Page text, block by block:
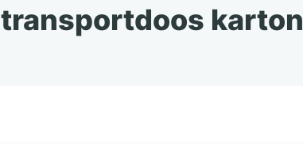
transportdoos karton